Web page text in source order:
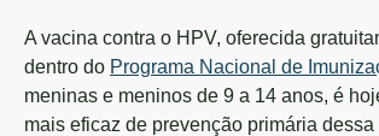
A vacina contra o HPV, oferecida
dentro do Programa Nacional de
meninas e meninos de 9 a 14 anos, é
mais eficaz de prevenção primária dessa